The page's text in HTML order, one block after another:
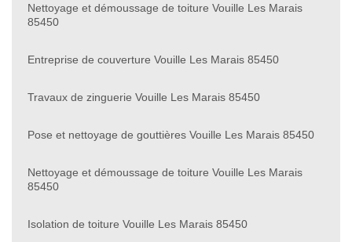
Nettoyage et démoussage de toiture Vouille Les Marais
85450
Entreprise de couverture Vouille Les Marais 85450
Travaux de zinguerie Vouille Les Marais 85450
Pose et nettoyage de gouttières Vouille Les Marais 85450
Nettoyage et démoussage de toiture Vouille Les Marais
85450
Isolation de toiture Vouille Les Marais 85450